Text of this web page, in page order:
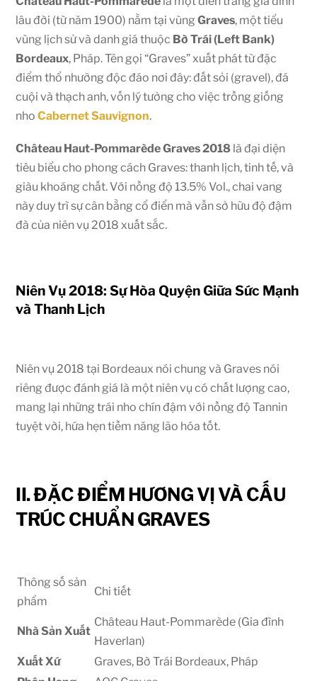
lâu đời (từ năm1900) nằm tại vùngGraves, một tiểu
vùng lịch sử và danh giá thuộc Bờ Trái (Left Bank)
Bordeaux, Pháp. Tên gọi “Graves” xuất phát từ đặc
điểm thổ nhưỡng độc đáo nơi đây: đất sỏi (gravel), đá
cuội và thạch anh, vốn lý tưởng cho việc trồng giống
nhoCabernet Sauvignon.
Château Haut-Pommarède Graves 2018 là đại diện
tiêu biểu cho phong cách Graves: thanh lịch, tinh tế, và
giàu khoáng chất. Với nồng độ13.5% Vol., chai vang
này duy trì sự cân bằng cổ điển mà vẫn sở hữu độ đậm
đà của niên vụ2018 xuất sắc.
Niên Vụ 2018: Sự Hòa Quyện Giữa Sức Mạnh
và Thanh Lịch
Niên vụ 2018 tại Bordeaux nói chung và Graves nói
riêng được đánh giá là một niên vụ có chất lượng cao,
mang lại những trái nho chín đậm với nồng độ Tannin
tuyệt vời, hứa hẹn tiềm năng lão hóa tốt.
II. ĐẶC ĐIỂM HƯƠNG VỊ VÀ CẤU
TRÚC CHUẨN GRAVES
Thông số sản
phẩm
Chi tiết
Nhà Sản Xuất
Château Haut-Pommarède (Gia đình
Haverlan)
Xuất Xứ
Graves, Bờ Trái Bordeaux, Pháp